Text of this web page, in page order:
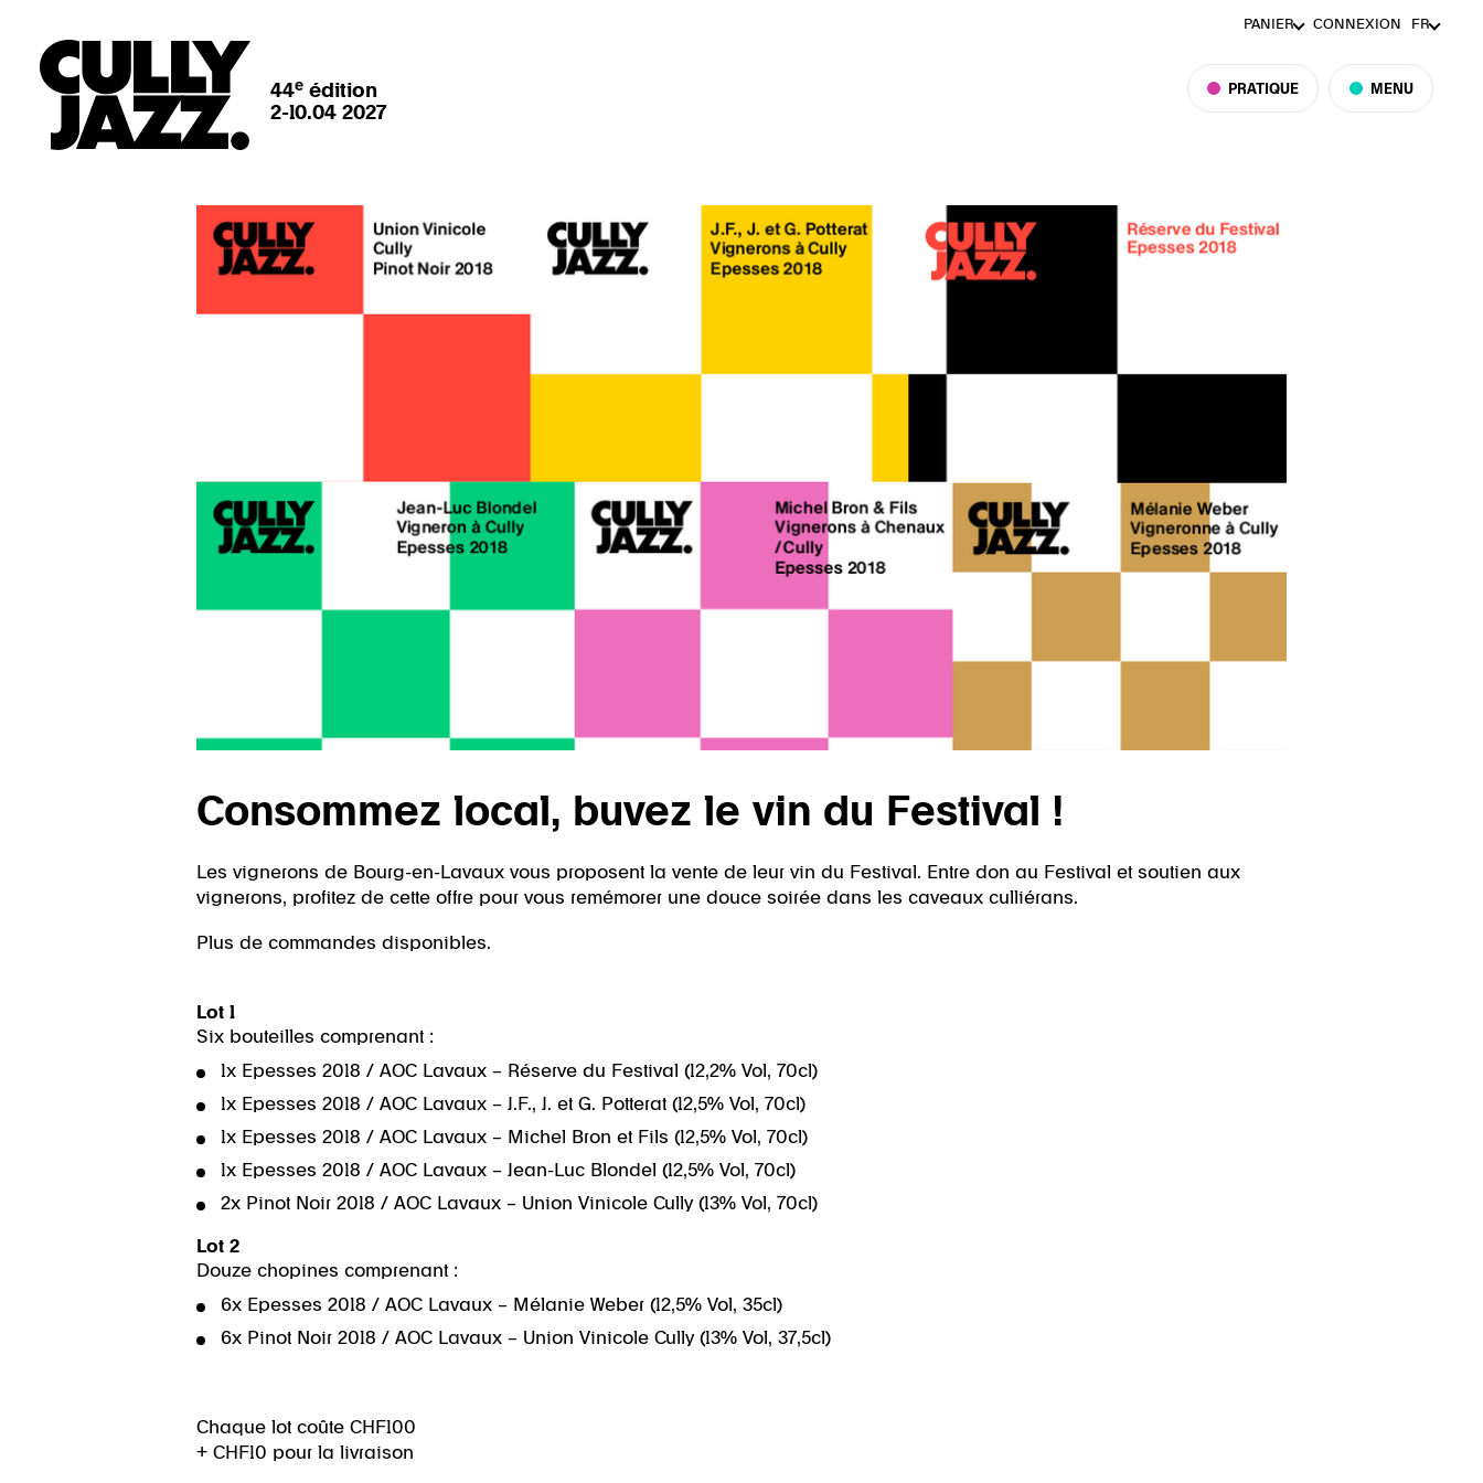
44eédition
2-10.04 2027
PRATIQUE MENU
PANIER CONNEXION FR
Consommez local, buvez le vin du Festival !
Les vignerons de Bourg-en-Lavaux vous proposent la vente de leur vin du Festival. Entre don au Festival et soutien aux
vignerons, profitez de cette offre pour vous remémorer une douce soirée dans les caveaux culliérans.
Plus de commandes disponibles.
Lot 1
Six bouteilles comprenant :
1x Epesses 2018 / AOC Lavaux – Réserve du Festival (12,2% Vol, 70cl)
1x Epesses 2018 / AOC Lavaux – J.F., J. et G. Potterat (12,5% Vol, 70cl)
1x Epesses 2018 / AOC Lavaux – Michel Bron et Fils (12,5% Vol, 70cl)
1x Epesses 2018 / AOC Lavaux – Jean-Luc Blondel (12,5% Vol, 70cl)
2x Pinot Noir 2018 / AOC Lavaux – Union Vinicole Cully (13% Vol, 70cl)
Lot 2
Douze chopines comprenant :
6x Epesses 2018 / AOC Lavaux – Mélanie Weber (12,5% Vol, 35cl)
6x Pinot Noir 2018 / AOC Lavaux – Union Vinicole Cully (13% Vol, 37,5cl)
Chaque lot coûte CHF100
+ CHF10 pour la livraison